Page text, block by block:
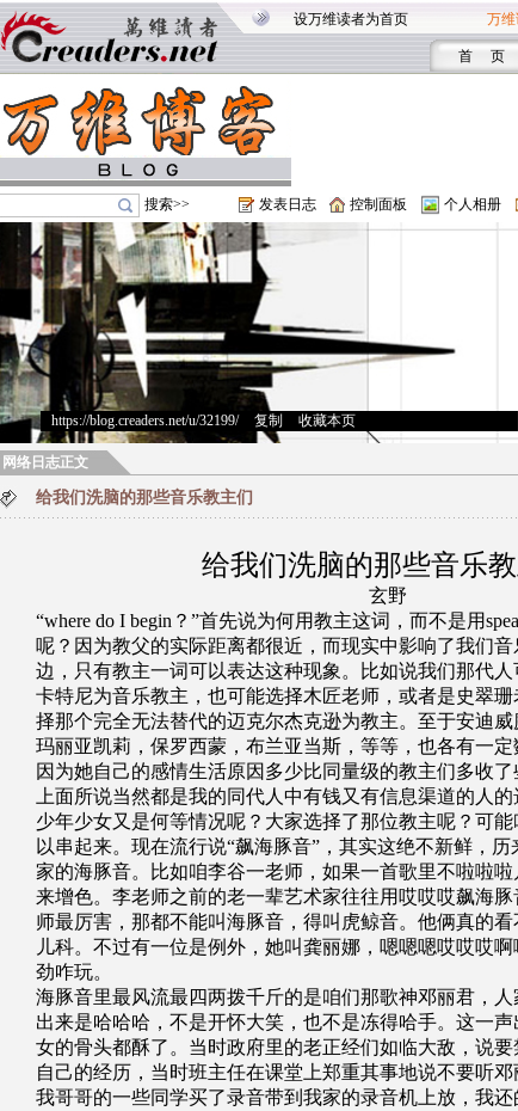
设万维读者为首页 万
首 页
搜索>> 发表日志 控制面板 个人相册
https://blog.creaders.net/u/32199/> 复制 收藏本页
网络日志正文
给我们洗脑的那些音乐教主们
给我们洗脑的那些音乐
玄野
“where do I begin？”首先说为何用教主这词，而不是用
呢？因为教父的实际距离都很近，而现实中影响了我们
边，只有教主一词可以表达这种现象。比如说我们那代
卡特尼为音乐教主，也可能选择木匠老师，或者是史翠
择那个完全无法替代的迈克尔杰克逊为教主。至于安迪威
玛丽亚凯莉，保罗西蒙，布兰亚当斯，等等，也各有一
因为她自己的感情生活原因多少比同量级的教主们多收了
上面所说当然都是我的同代人中有钱又有信息渠道的人
少年少女又是何等情况呢？大家选择了那位教主呢？可
以串起来。现在流行说“飙海豚音”，其实这绝不新鲜，
家的海豚音。比如咱李谷一老师，如果一首歌里不啦啦
来增色。李老师之前的老一辈艺术家往往用哎哎哎飙海
师最厉害，那都不能叫海豚音，得叫虎鲸音。他俩真的
儿科。不过有一位是例外，她叫龚丽娜，嗯嗯嗯哎哎哎
劲咋玩。
海豚音里最风流最四两拨千斤的是咱们那歌神邓丽君，
出来是哈哈哈，不是开怀大笑，也不是冻得哈手。这一
女的骨头都酥了。当时政府里的老正经们如临大敌，说
自己的经历，当时班主任在课堂上郑重其事地说不要听
我哥哥的一些同学买了录音带到我家的录音机上放，我